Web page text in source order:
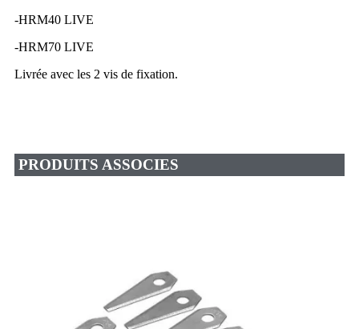
-HRM40 LIVE
-HRM70 LIVE
Livrée avec les 2 vis de fixation.
PRODUITS ASSOCIES